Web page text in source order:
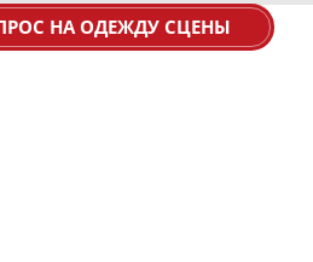
НА ОДЕЖДУ СЦЕНЫ